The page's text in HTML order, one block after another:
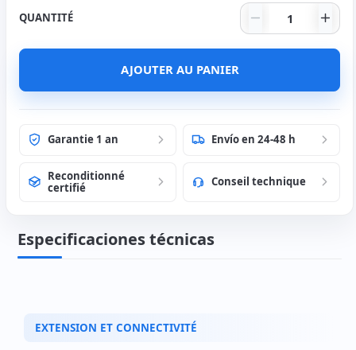
QUANTITÉ quantité de
AJOUTER AU PANIER
Garantie 1 an Envío en 24-48 h
Reconditionné
certifié
Conseil technique
Especificaciones técnicas
EXTENSION ET CONNECTIVITÉ